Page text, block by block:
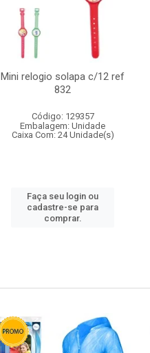
Mini relogio solapa c/12 ref
832
Código: 129357
Embalagem: Unidade
Caixa Com: 24 Unidade(s)
Faça seu login ou
cadastre-se para
comprar.